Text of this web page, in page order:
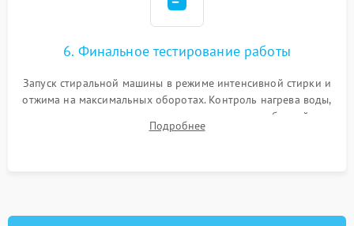
6. Финальное тестирование работы
Запуск стиральной машины в режиме интенсивной стирки и
отжима на максимальных оборотах. Контроль нагрева воды,
корректности слива, отсутствия излишних вибраций,
посторонних стуков и протечек под корпусом.
Подробнее